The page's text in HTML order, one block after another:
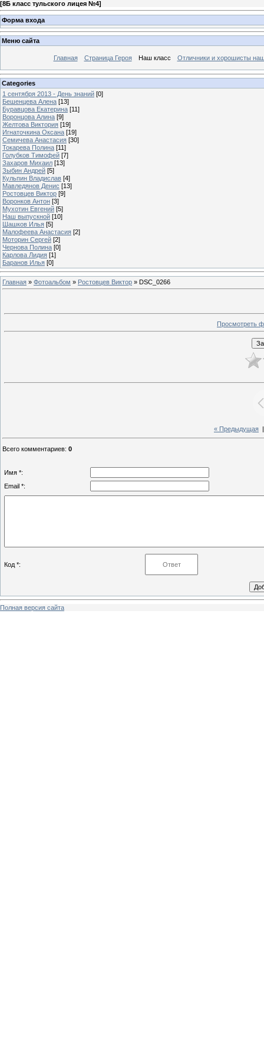
[8Б класс тульского лицея №4]
Форма входа
Меню сайта
Главная Страница Героя Наш класс Отличники и хорошисты
Categories
1 сентября 2013 - День знаний [0]
Бешенцева Алена [13]
Буравцова Екатерина [11]
Воронцова Алина [9]
Желтова Виктория [19]
Игнаточкина Оксана [19]
Семичева Анастасия [30]
Токарева Полина [11]
Голубков Тимофей [7]
Захаров Михаил [13]
Зыбин Андрей [5]
Кульпин Владислав [4]
Мавледянов Денис [13]
Ростовцев Виктор [9]
Воронков Антон [3]
Мухотин Евгений [5]
Наш выпускной [10]
Шашков Илья [5]
Малофеева Анастасия [2]
Моторин Сергей [2]
Чернова Полина [0]
Карлова Лидия [1]
Баранов Илья [0]
Главная » Фотоальбом » Ростовцев Виктор » DSC_0266
Просмотреть
« Предыдущая
Всего комментариев: 0
Имя *:
Email *:
Код *:
Полная версия сайта